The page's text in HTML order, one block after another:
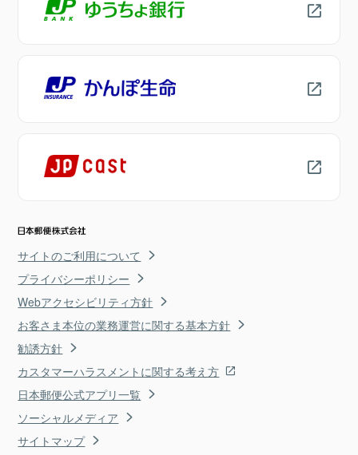
サイトのご利用について
プライバシーポリシー
Webアクセシビリティ方針
お客さま本位の業務運営に関する基本方針
勧誘方針
カスタマーハラスメントに関する考え方
日本郵便公式アプリ一覧
ソーシャルメディア
サイトマップ